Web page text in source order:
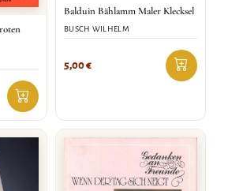
Balduin Bählamm Maler Klecksel
BUSCH WILHELM
5,00€